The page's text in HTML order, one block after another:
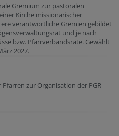
Gremium zur pastoralen
Kirche missionarischer
verantwortliche Gremien gebildet
und je nach
bzw. Pfarrverbandsräte. Gewählt
2027.
zur Organisation der PGR-